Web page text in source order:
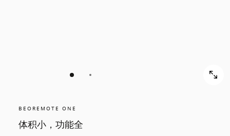
BEOREMOTE ONE
体积小，功能全